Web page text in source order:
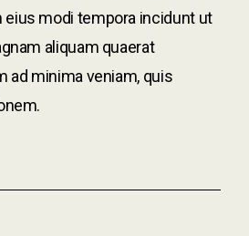
eius modi tempora incidunt ut
aliquam quaerat
ad minima veniam, quis